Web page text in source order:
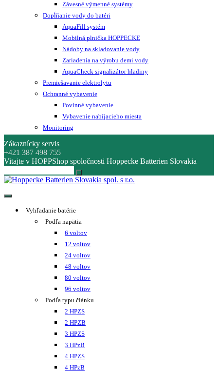
Závesné výmenné systémy
Dopĺňanie vody do batéri
AquaFill systém
Mobilná plnička HOPPECKE
Nádoby na skladovanie vody
Zariadenia na výrobu demi vody
AquaCheck signalizátor hladiny
Premiešavanie elektrolytu
Ochranné vybavenie
Povinné vybavenie
Vybavenie nabíjacieho miesta
Monitoring
Zákaznícky servis
+421 387 498 755
Vitajte v HOPPShop spoločnosti Hoppecke Batterien Slovakia
Hoppecke Batterien Slovakia spol. s r.o.
Online B2B konfigurátor HOPPECKE
Vyhľadanie batérie
Podľa napätia
6 voltov
12 voltov
24 voltov
48 voltov
80 voltov
96 voltov
Podľa typu článku
2 HPZS
2 HPZB
3 HPZS
3 HPzB
4 HPZS
4 HPzB